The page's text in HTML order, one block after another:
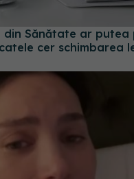
din Sănătate ar putea
cer schimbarea